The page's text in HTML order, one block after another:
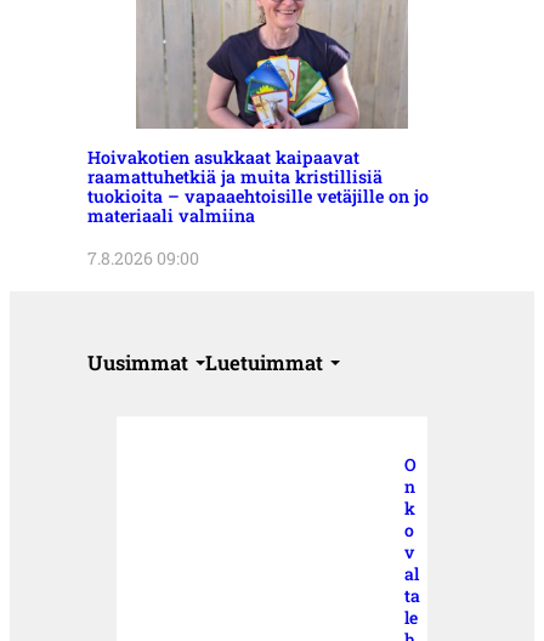
Hoivakotien asukkaat kaipaavat
raamattuhetkiä ja muita kristillisiä
tuokioita – vapaaehtoisille vetäjille on jo
materiaali valmiina
7.8.2026 09:00
Uusimmat Luetuimmat
O
n
k
o
v
al
ta
le